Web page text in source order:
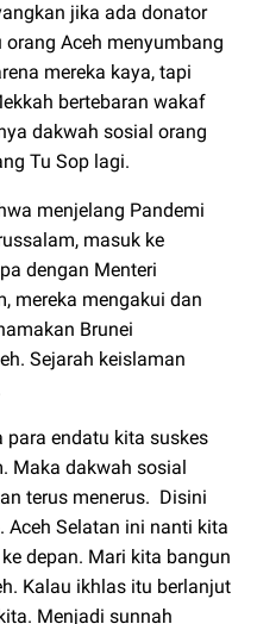
jika ada donator
Aceh menyumbang
mereka kaya, tapi
bertebaran wakaf
dakwah sosial orang
Tu Sop lagi.
menjelang Pandemi
masuk ke
dengan Menteri
mereka mengakui dan
Brunei
Sejarah keislaman
para endatu kita suskes
Maka dakwah sosial
terus menerus. Disini
Aceh Selatan ini nanti kita
depan. Mari kita bangun
Kalau ikhlas itu berlanjut
Menjadi sunnah